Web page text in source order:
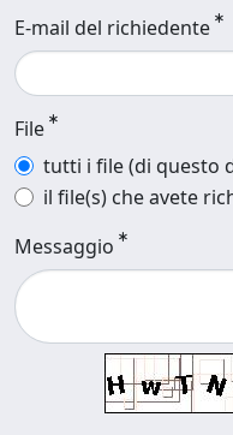
E-mail del richiedente
File
tutti i file (di questo
il file(s) che avete
Messaggio